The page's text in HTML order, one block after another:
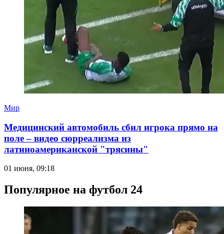
Мир
Медицинский автомобиль сбил игрока прямо на
поле – видео сюрреализма из
латиноамериканской "трясины"
01 июня, 09:18
Популярное на футбол 24